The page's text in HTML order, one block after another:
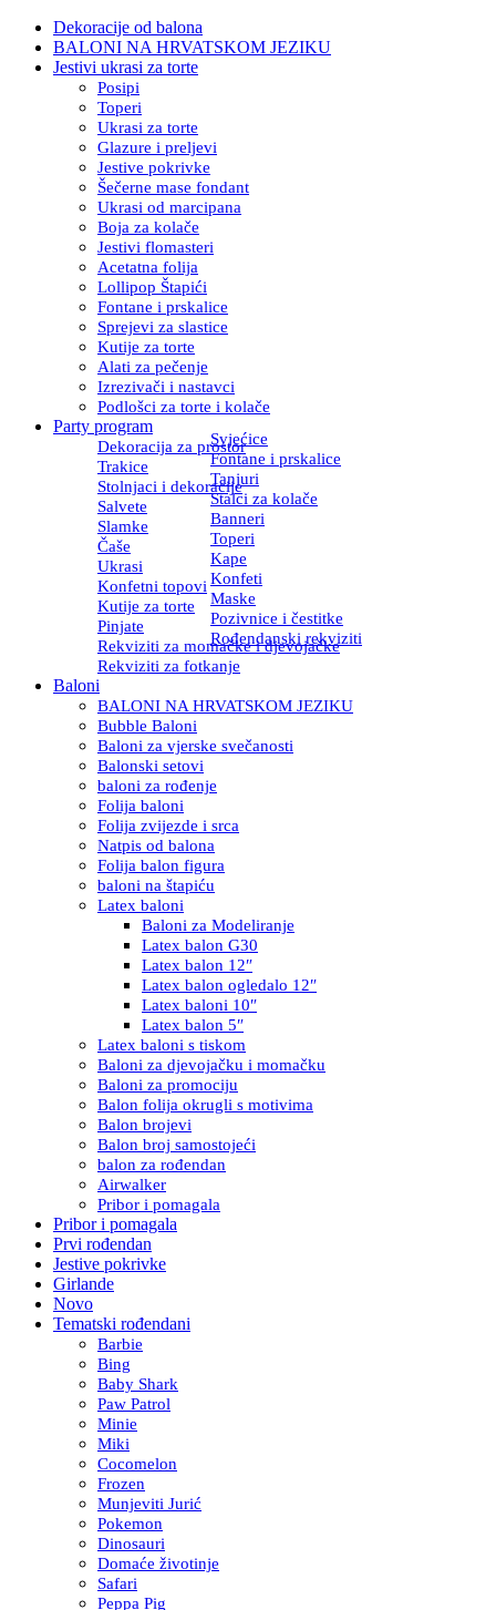
Dekoracije od balona
BALONI NA HRVATSKOM JEZIKU
Jestivi ukrasi za torte
Posipi
Toperi
Ukrasi za torte
Glazure i preljevi
Jestive pokrivke
Šečerne mase fondant
Ukrasi od marcipana
Boja za kolače
Jestivi flomasteri
Acetatna folija
Lollipop Štapići
Fontane i prskalice
Sprejevi za slastice
Kutije za torte
Alati za pečenje
Izrezivači i nastavci
Podlošci za torte i kolače
Party program
Dekoracija za prostor
Svjećice
Trakice
Fontane i prskalice
Stolnjaci i dekoracije
Tanjuri
Salvete
Stalci za kolače
Slamke
Banneri
Čaše
Toperi
Ukrasi
Kape
Konfetni topovi Konfeti
Kutije za torte
Maske
Pinjate
Pozivnice i čestitke
Rekviziti za momačke i djevojačke
Rođendanski rekviziti
Rekviziti za fotkanje
Baloni
BALONI NA HRVATSKOM JEZIKU
Bubble Baloni
Baloni za vjerske svečanosti
Balonski setovi
baloni za rođenje
Folija baloni
Folija zvijezde i srca
Natpis od balona
Folija balon figura
baloni na štapiću
Latex baloni
Baloni za Modeliranje
Latex balon G30
Latex balon 12″
Latex balon ogledalo 12″
Latex baloni 10″
Latex balon 5″
Latex baloni s tiskom
Baloni za djevojačku i momačku
Baloni za promociju
Balon folija okrugli s motivima
Balon brojevi
Balon broj samostojeći
balon za rođendan
Airwalker
Pribor i pomagala
Pribor i pomagala
Prvi rođendan
Jestive pokrivke
Girlande
Novo
Tematski rođendani
Barbie
Bing
Baby Shark
Paw Patrol
Minie
Miki
Cocomelon
Frozen
Munjeviti Jurić
Pokemon
Dinosauri
Domaće životinje
Safari
Peppa Pig